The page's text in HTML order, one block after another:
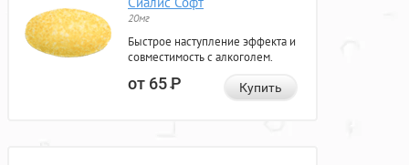
20мг
Быстрое наступление эффекта и
совместимость с алкоголем.
от 65Р Купить